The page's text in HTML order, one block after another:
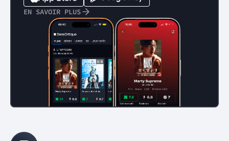
EN SAVOIR PLUS